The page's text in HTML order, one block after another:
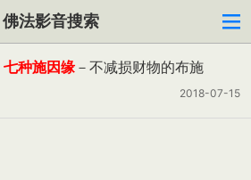
佛法影音搜索
七种施因缘 －不减损财物的布施
2018-07-15